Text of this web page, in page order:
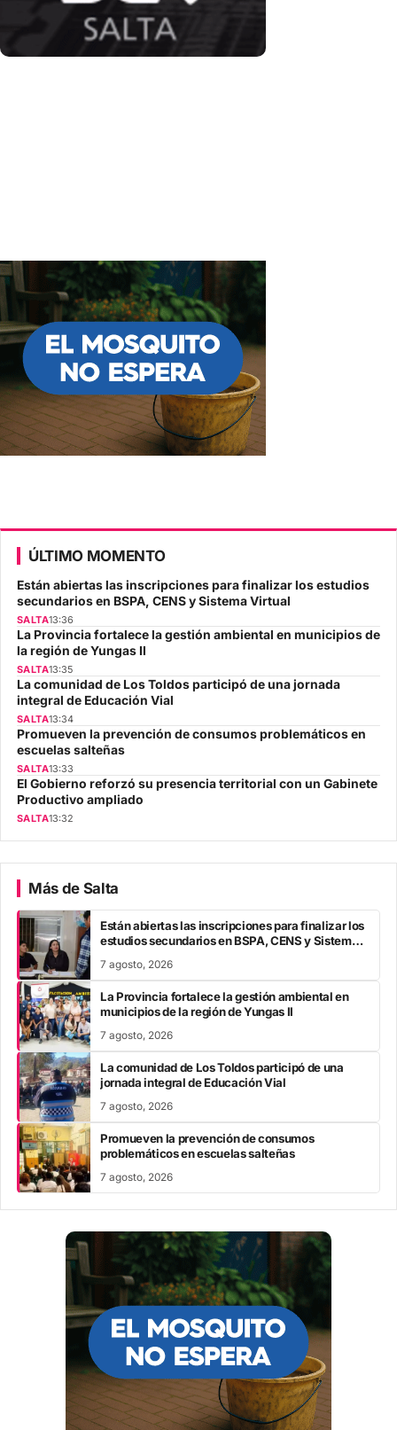
ÚLTIMO MOMENTO
Están abiertas las inscripciones para finalizar los estudios
secundarios en BSPA, CENS y Sistema Virtual
SALTA13:36
La Provincia fortalece la gestión ambiental en municipios de
la región de Yungas II
SALTA13:35
La comunidad de Los Toldos participó de una jornada
integral de Educación Vial
SALTA13:34
Promueven la prevención de consumos problemáticos en
escuelas salteñas
SALTA13:33
El Gobierno reforzó su presencia territorial con un Gabinete
Productivo ampliado
SALTA13:32
Más de Salta
Están abiertas las inscripciones para finalizar los
estudios secundarios en BSPA, CENS y Sistema
7 agosto, 2026
La Provincia fortalece la gestión ambiental en
municipios de la región de Yungas II
7 agosto, 2026
La comunidad de Los Toldos participó de una
jornada integral de Educación Vial
7 agosto, 2026
Promueven la prevención de consumos
problemáticos en escuelas salteñas
7 agosto, 2026